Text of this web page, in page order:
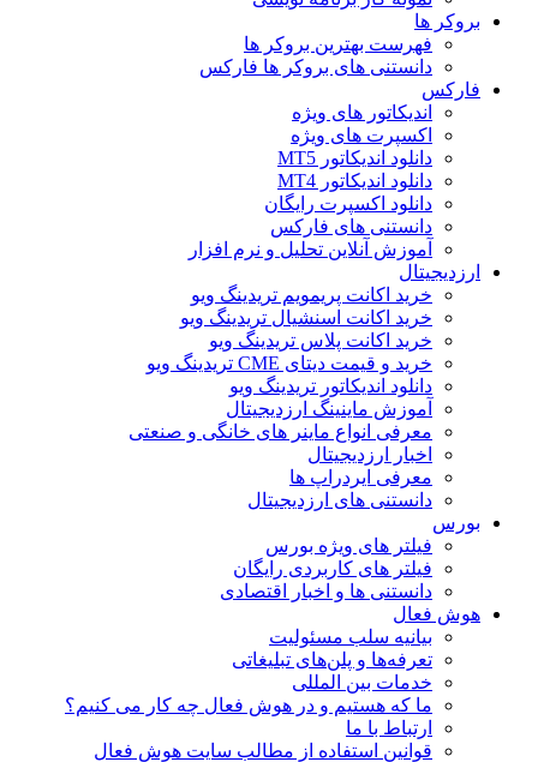
بروکر ها
فهرست بهترین بروکر ها
دانستنی های بروکر ها فارکس
فارکس
اندیکاتور های ویژه
اکسپرت های ویژه
دانلود اندیکاتور MT5
دانلود اندیکاتور MT4
دانلود اکسپرت رایگان
دانستنی های فارکس
آموزش آنلاین تحلیل و نرم افزار
ارزدیجیتال
خرید اکانت پریمویم تریدینگ ویو
خرید اکانت اسنشیال تریدینگ ویو
خرید اکانت پلاس تریدینگ ویو
خرید و قیمت دیتای CME تریدینگ ویو
دانلود اندیکاتور تریدینگ ویو
آموزش ماینینگ ارزدیجیتال
معرفی انواع ماینر های خانگی و صنعتی
اخبار ارزدیجیتال
معرفی ایردراپ ها
دانستنی های ارزدیجیتال
بورس
فیلتر های ویژه بورس
فیلتر های کاربردی رایگان
دانستنی ها و اخبار اقتصادی
هوش فعال
بیانیه سلب مسئولیت
تعرفه‌ها و پلن‌های تبلیغاتی
خدمات بین المللی
ما که هستیم و در هوش فعال چه کار می کنیم؟
ارتباط با ما
قوانین استفاده از مطالب سایت هوش فعال